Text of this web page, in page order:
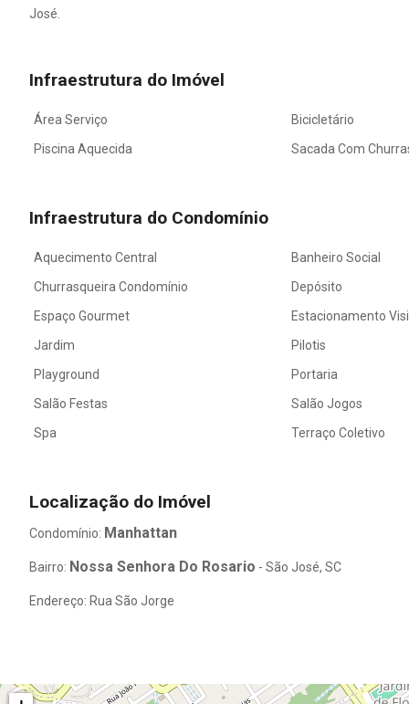
José.
Infraestrutura do Imóvel
Área Serviço
Bicicletário
Piscina Aquecida
Sacada Com
Infraestrutura do Condomínio
Aquecimento Central
Banheiro Social
Churrasqueira Condomínio
Depósito
Espaço Gourmet
Estacionamento
Jardim
Pilotis
Playground
Portaria
Salão Festas
Salão Jogos
Spa
Terraço Coletivo
Localização do Imóvel
Condomínio: Manhattan
Bairro: Nossa Senhora Do Rosario - São José, SC
Endereço: Rua São Jorge